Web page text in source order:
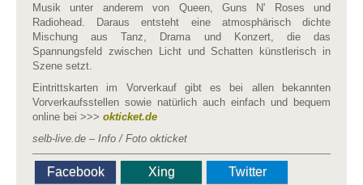
Musik unter anderem von Queen, Guns N' Roses und
Radiohead. Daraus entsteht eine atmosphärisch dichte
Mischung aus Tanz, Drama und Konzert, die das
Spannungsfeld zwischen Licht und Schatten künstlerisch in
Szene setzt.
Eintrittskarten im Vorverkauf gibt es bei allen bekannten
Vorverkaufsstellen sowie natürlich auch einfach und bequem
online bei >>> okticket.de
selb-live.de – Info / Foto okticket
Facebook Xing
Twitter